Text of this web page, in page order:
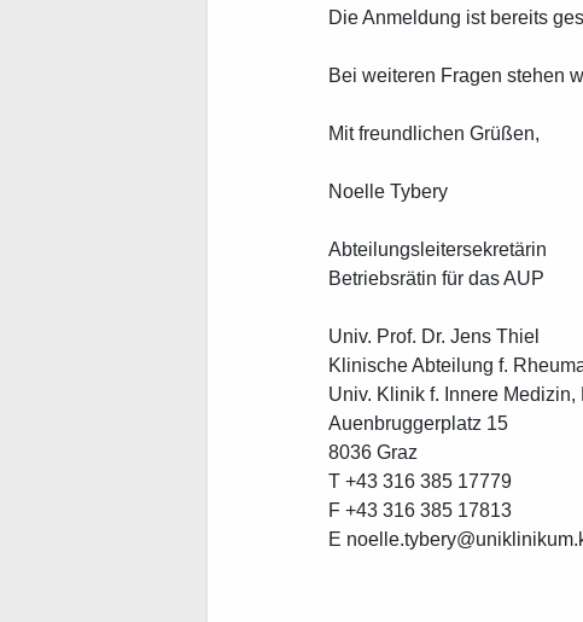
Die Anmeldung ist bereits
Bei weiteren Fragen stehen
Mit freundlichen Grüßen,
Noelle Tybery
Abteilungsleitersekretärin
Betriebsrätin für das AUP
Univ. Prof. Dr. Jens Thiel
Klinische Abteilung f.
Univ. Klinik f. Innere
Auenbruggerplatz 15
8036 Graz
T +43 316 385 17779
F +43 316 385 17813
E no tyb ry unik iniku